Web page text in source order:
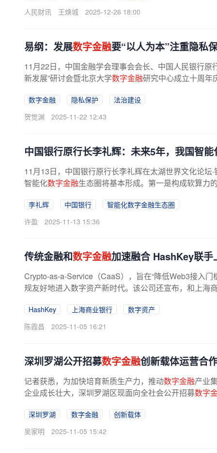
人民财讯
王焕城 2025-12-26 18:00
易纲：发展数字金融要“以人为本”注重隐私
11月22日，中国金融学会理事会会长、中国人民银行原
新发展”研讨会暨北京大学数字金融研究中心成立十周年
数字金融 隐私保护
法治建设
贺觉渊
2025-11-22 12:43
中国银行原行长李礼辉：未来5年，我国智能
11月13日，中国银行原行长李礼辉在太湖世界文化论
智能化数字金融生态圈将基本形成。第一是构成软算力
李礼辉 中国银行
智能化数字金融生态圈
许盈
2025-11-13 15:36
传统金融和数字金融加速融合 HashKey联
Crypto-as-a-Service（CaaS），旨在“降低Web3接入门
规友好地进入数字资产新时代。该公司还宣布，和上海
HashKey 上海商业银行
数字资产
陈霞昌
2025-11-05 16:21
深圳罗湖公开招募数字金融创新载体运营合
记者获悉，为加快培育新质生产力，推动数字金融产业
企业成长壮大，深圳罗湖区现面向全社会公开招募数字
深圳罗湖 数字金融
创新载体
吴家明
2025-11-05 15:42